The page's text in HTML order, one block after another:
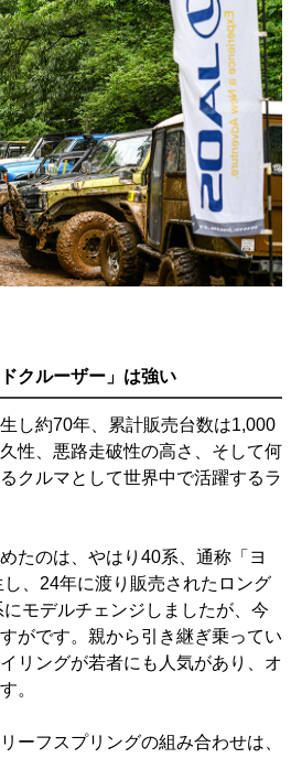
クルーザー」は強い
し約70年、累計販売台数は1,000
性、悪路走破性の高さ、そして何
クルマとして世界中で活躍するラ
たのは、やはり40系、通称「ヨ
、24年に渡り販売されたロング
モデルチェンジしましたが、今
がです。親から引き継ぎ乗ってい
リングが若者にも人気があり、オ
。
ーフスプリングの組み合わせは、